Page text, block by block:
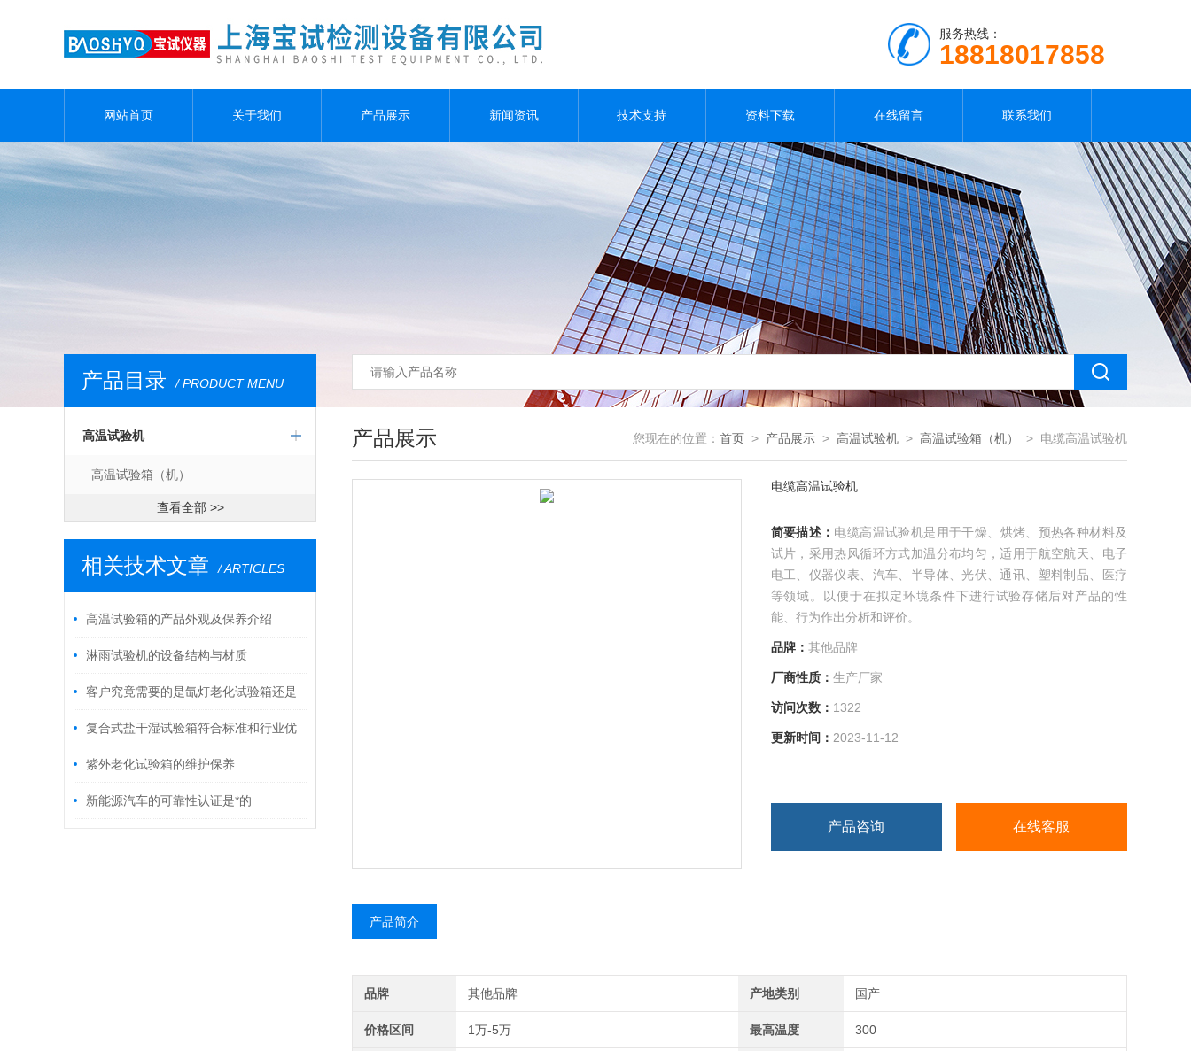
服务热线：
18818017858
网站首页 关于我们 产品展示 新闻资讯 技术支持 资料下载 在线留言 联系我们
产品目录 / PRODUCT MENU
高温试验机
高温试验箱（机）
查看全部 >>
相关技术文章 / ARTICLES
高温试验箱的产品外观及保养介绍
淋雨试验机的设备结构与材质
客户究竟需要的是氙灯老化试验箱还是
紫外老化试验箱
复合式盐干湿试验箱符合标准和行业优
势 紫外老化试验箱的维护保养
新能源汽车的可靠性认证是*的
产品展示 您现在的位置： 首页 > 产品展示 > 高温试验机 > 高温试验箱（机） > 电缆高温试验机
电缆高温试验机
简要描述： 电缆高温试验机是用于干燥、烘烤、预热各种材料及
试片，采用热风循环方式加温分布均匀，适用于航空航天、电子
电工、仪器仪表、汽车、半导体、光伏、通讯、塑料制品、医疗
等领域。以便于在拟定环境条件下进行试验存储后对产品的性
能、行为作出分析和评价。
品牌： 其他品牌
厂商性质： 生产厂家
访问次数： 1322
更新时间： 2023-11-12
产品咨询 在线客服
产品简介
品牌 其他品牌 产地类别 国产
价格区间 1万-5万 最高温度 300